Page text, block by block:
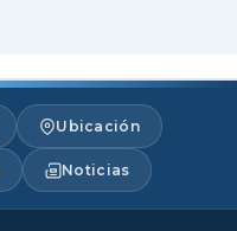
Ubicación
Noticias